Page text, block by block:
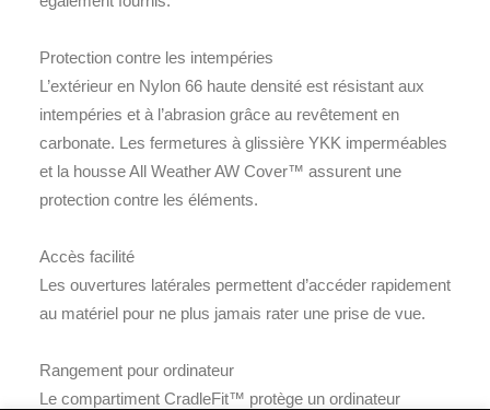
Protection contre les intempéries
L’extérieur en Nylon 66 haute densité est résistant aux
intempéries et à l’abrasion grâce au revêtement en
carbonate. Les fermetures à glissière YKK imperméables
et la housse All Weather AW Cover™ assurent une
protection contre les éléments.
Accès facilité
Les ouvertures latérales permettent d’accéder rapidement
au matériel pour ne plus jamais rater une prise de vue.
Rangement pour ordinateur
Le compartiment CradleFit™ protège un ordinateur